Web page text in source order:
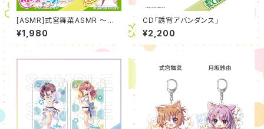
[ASMR]式宮舞菜ASMR ～夢
からはじまる癒しの時間～【CV.
牧野天音】
¥1,980
CD「誘宵アバンダンス」
¥2,200